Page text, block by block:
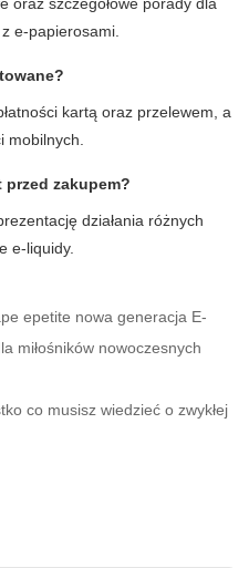
oraz szczegółowe porady dla
e-papierosami.
kartą oraz przelewem, a
mobilnych.
przed zakupem?
działania różnych
e-liquidy.
epetite nowa generacja E-
miłośników nowoczesnych
co musisz wiedzieć o zwykłej